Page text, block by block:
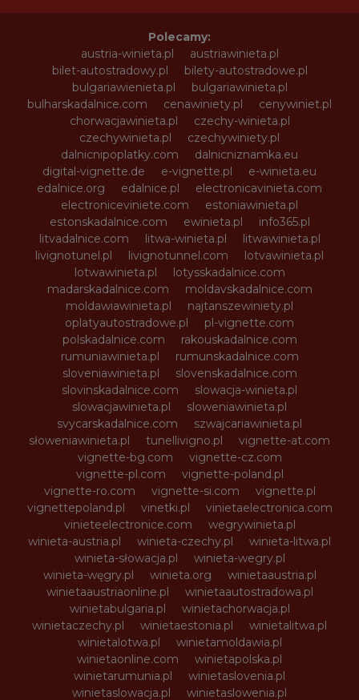
Polecamy:
austria-winieta.pl
austriawinieta.pl
bilet-autostradowy.pl
bilety-autostradowe.pl
bulgariawienieta.pl
bulgariawinieta.pl
bulharskadalnice.com
cenawiniety.pl
cenywiniet.pl
chorwacjawinieta.pl
czechy-winieta.pl
czechywinieta.pl
czechywiniety.pl
dalnicnipoplatky.com
dalnicniznamka.eu
digital-vignette.de
e-vignette.pl
e-winieta.eu
edalnice.org
edalnice.pl
electronicavinieta.com
electroniceviniete.com
estoniawinieta.pl
estonskadalnice.com
ewinieta.pl
info365.pl
litvadalnice.com
litwa-winieta.pl
litwawinieta.pl
livignotunel.pl
livignotunnel.com
lotvawinieta.pl
lotwawinieta.pl
lotysskadalnice.com
madarskadalnice.com
moldavskadalnice.com
moldawiawinieta.pl
najtanszewiniety.pl
oplatyautostradowe.pl
pl-vignette.com
polskadalnice.com
rakouskadalnice.com
rumuniawinieta.pl
rumunskadalnice.com
sloveniawinieta.pl
slovenskadalnice.com
slovinskadalnice.com
slowacja-winieta.pl
slowacjawinieta.pl
sloweniawinieta.pl
svycarskadalnice.com
szwajcariawinieta.pl
słoweniawinieta.pl
tunellivigno.pl
vignette-at.com
vignette-bg.com
vignette-cz.com
vignette-pl.com
vignette-poland.pl
vignette-ro.com
vignette-si.com
vignette.pl
vignettepoland.pl
vinetki.pl
vinietaelectronica.com
vinieteelectronice.com
wegrywinieta.pl
winieta-austria.pl
winieta-czechy.pl
winieta-litwa.pl
winieta-słowacja.pl
winieta-wegry.pl
winieta-węgry.pl
winieta.org
winietaaustria.pl
winietaaustriaonline.pl
winietaautostradowa.pl
winietabulgaria.pl
winietachorwacja.pl
winietaczechy.pl
winietaestonia.pl
winietalitwa.pl
winietalotwa.pl
winietamoldawia.pl
winietaonline.com
winietapolska.pl
winietarumunia.pl
winietaslovenia.pl
winietaslowacja.pl
winietaslowenia.pl